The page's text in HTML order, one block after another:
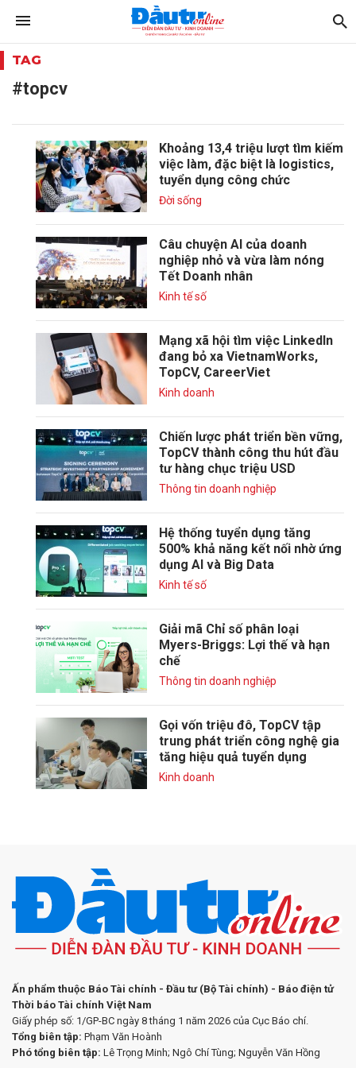
TAG
#topcv
Khoảng 13,4 triệu lượt tìm kiếm
việc làm, đặc biệt là logistics,
tuyển dụng công chức
Đời sống
Câu chuyện AI của doanh
nghiệp nhỏ và vừa làm nóng
Tết Doanh nhân
Kinh tế số
Mạng xã hội tìm việc LinkedIn
đang bỏ xa VietnamWorks,
TopCV, CareerViet
Kinh doanh
Chiến lược phát triển bền vững,
TopCV thành công thu hút đầu
tư hàng chục triệu USD
Thông tin doanh nghiệp
Hệ thống tuyển dụng tăng
500% khả năng kết nối nhờ ứng
dụng AI và Big Data
Kinh tế số
Giải mã Chỉ số phân loại
Myers-Briggs: Lợi thế và hạn
chế
Thông tin doanh nghiệp
Gọi vốn triệu đô, TopCV tập
trung phát triển công nghệ gia
tăng hiệu quả tuyển dụng
Kinh doanh
Ấn phẩm thuộc Báo Tài chính - Đầu tư (Bộ Tài chính) - Báo điện tử
Thời báo Tài chính Việt Nam
Giấy phép số: 1/GP-BC ngày 8 tháng 1 năm 2026 của Cục Báo chí.
Tổng biên tập: Phạm Văn Hoành
Phó tổng biên tập: Lê Trọng Minh; Ngô Chí Tùng; Nguyễn Văn Hồng